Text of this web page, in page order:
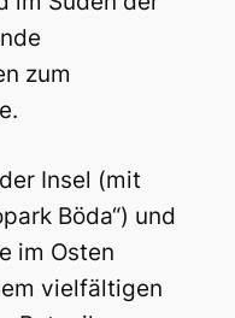
zum
Insel (mit
Böda“) und
im Osten
vielfältigen